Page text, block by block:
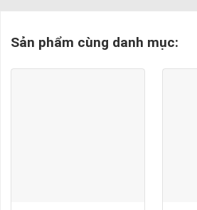
Sản phẩm cùng danh mục: